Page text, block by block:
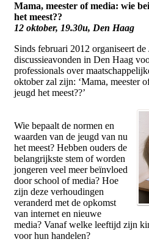
Mama, meester of media: wie
het meest??
12 oktober, 19.30u, Den Haag
Sinds februari 2012 organiseert
discussieavonden in Den Haag
professionals over
oktober zal zijn: ‘Mama, meester
jeugd het meest??’
Wie bepaalt de normen en
waarden van de jeugd van nu
het meest? Hebben ouders de
belangrijkste stem of worden
jongeren veel meer beïnvloed
door school of media? Hoe
zijn deze verhoudingen
veranderd met de opkomst
van internet en nieuwe
media? Vanaf welke leeftijd zijn
voor hun handelen?